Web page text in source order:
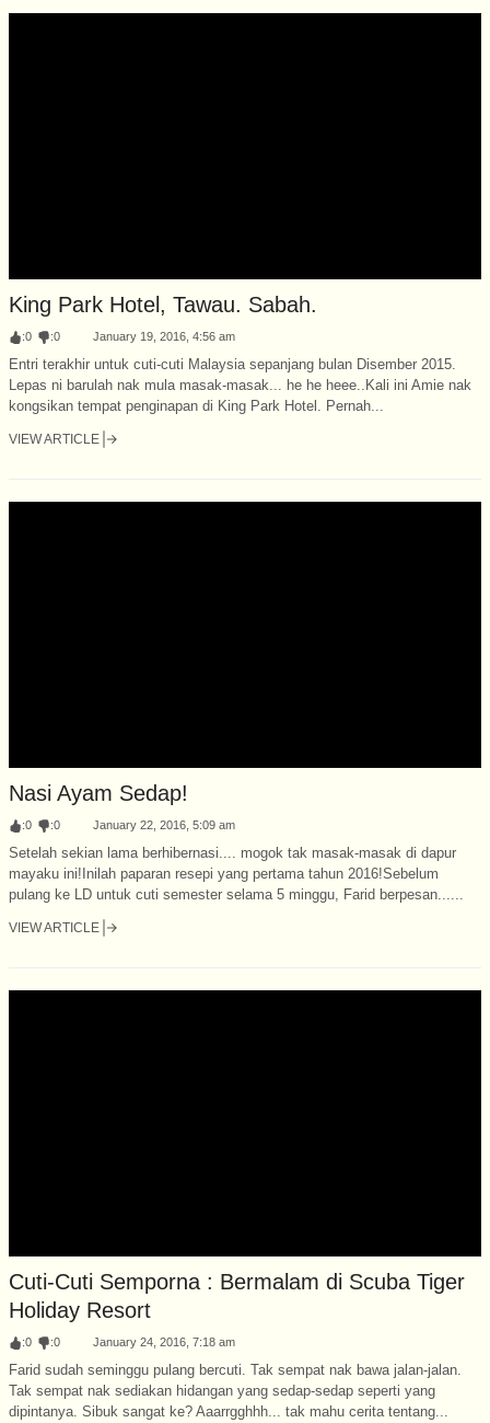
King Park Hotel, Tawau. Sabah.
:0 :0 January 19, 2016, 4:56 am
Entri terakhir untuk cuti-cuti Malaysia sepanjang bulan Disember 2015.
Lepas ni barulah nak mula masak-masak... he he heee..Kali ini Amie nak
kongsikan tempat penginapan di King Park Hotel. Pernah...
VIEW ARTICLE
Nasi Ayam Sedap!
:0 :0 January 22, 2016, 5:09 am
Setelah sekian lama berhibernasi.... mogok tak masak-masak di dapur
mayaku ini!Inilah paparan resepi yang pertama tahun 2016!Sebelum
pulang ke LD untuk cuti semester selama 5 minggu, Farid berpesan......
VIEW ARTICLE
Cuti-Cuti Semporna : Bermalam di Scuba Tiger
Holiday Resort
:0 :0 January 24, 2016, 7:18 am
Farid sudah seminggu pulang bercuti. Tak sempat nak bawa jalan-jalan.
Tak sempat nak sediakan hidangan yang sedap-sedap seperti yang
dipintanya. Sibuk sangat ke? Aaarrgghhh... tak mahu cerita tentang...